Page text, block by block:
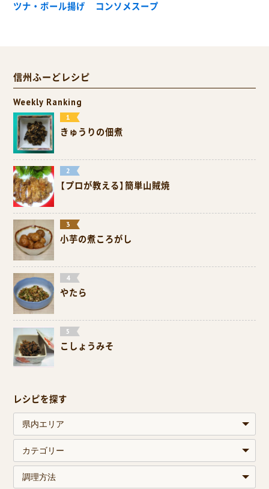
ツナ・ボール揚げ コンソメスープ
信州ふーどレシピ
Weekly Ranking
きゅうりの佃煮
【プロが教える】簡単山賊焼
小芋の煮ころがし
やたら
こしょうみそ
レシピを探す